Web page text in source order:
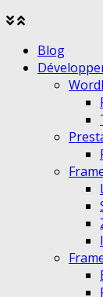
Agrandir
menu
Réduire
menu
Blog